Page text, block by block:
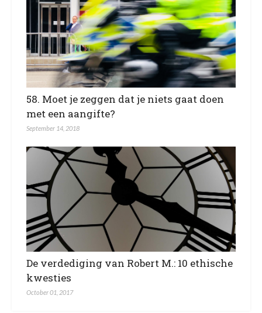
58. Moet je zeggen dat je niets gaat doen
met een aangifte?
September 14, 2018
De verdediging van Robert M.: 10 ethische
kwesties
October 01, 2017